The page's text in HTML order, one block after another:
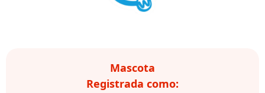
Mascota
Registrada como: